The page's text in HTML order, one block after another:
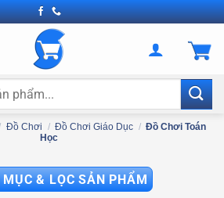
Đồ Chơi / Đồ Chơi Giáo Dục / Đồ Chơi Toán
Học
MỤC & LỌC SẢN PHẨM